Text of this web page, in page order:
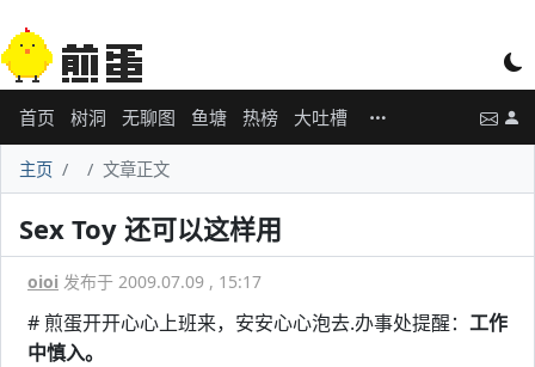
首页 树洞 无聊图 鱼塘 热榜 大吐槽
主页 文章正文
Sex Toy 还可以这样用
oioi 发布于 2009.07.09 , 15:17
# 煎蛋开开心心上班来，安安心心泡去.办事处提醒： 工作
中慎入。